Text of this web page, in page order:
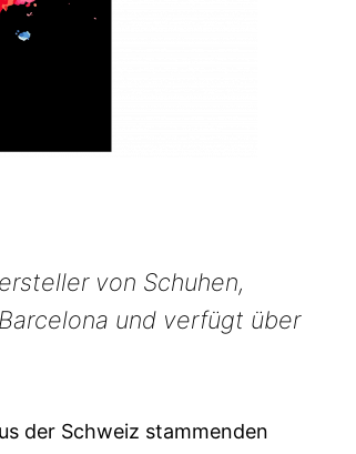
von Schuhen,
und verfügt über
der Schweiz stammenden